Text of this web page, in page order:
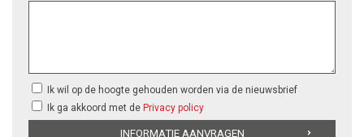
Ik wil op de hoogte gehouden worden via de nieuwsbrief
Ik ga akkoord met de Privacy policy